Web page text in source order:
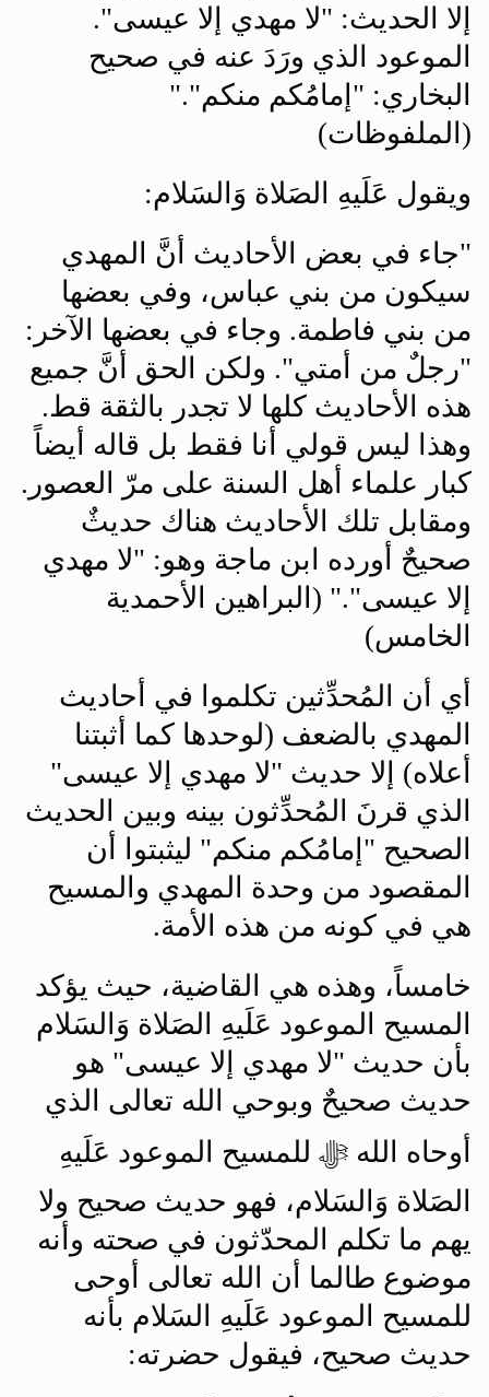
إلا الحديث: "لا مهدي إلا عيسى".
الموعود الذي ورَدَ عنه في صحيح
البخاري: "إمامُكم منكم"."
(الملفوظات)
ويقول عَلَيهِ الصَلاة وَالسَلام:
"جاء في بعض الأحاديث أنَّ المهدي
سيكون من بني عباس، وفي بعضها
من بني فاطمة. وجاء في بعضها الآخر:
"رجلٌ من أمتي". ولكن الحق أنَّ جميع
هذه الأحاديث كلها لا تجدر بالثقة قط.
وهذا ليس قولي أنا فقط بل قاله أيضاً
كبار علماء أهل السنة على مرّ العصور.
ومقابل تلك الأحاديث هناك حديثٌ
صحيحٌ أورده ابن ماجة وهو: "لا مهدي
إلا عيسى"." (البراهين الأحمدية
الخامس)
أي أن المُحدِّثين تكلموا في أحاديث
المهدي بالضعف (لوحدها كما أثبتنا
أعلاه) إلا حديث "لا مهدي إلا عيسى"
الذي قرنَ المُحدِّثون بينه وبين الحديث
الصحيح "إمامُكم منكم" ليثبتوا أن
المقصود من وحدة المهدي والمسيح
هي في كونه من هذه الأمة.
خامساً، وهذه هي القاضية، حيث يؤكد
المسيح الموعود عَلَيهِ الصَلاة وَالسَلام
بأن حديث "لا مهدي إلا عيسى" هو
حديث صحيحٌ وبوحي الله تعالى الذي
أوحاه الله ﷻ للمسيح الموعود عَلَيهِ
الصَلاة وَالسَلام، فهو حديث صحيح ولا
يهم ما تكلم المحدّثون في صحته وأنه
موضوع طالما أن الله تعالى أوحى
للمسيح الموعود عَلَيهِ السَلام بأنه
حديث صحيح، فيقول حضرته: